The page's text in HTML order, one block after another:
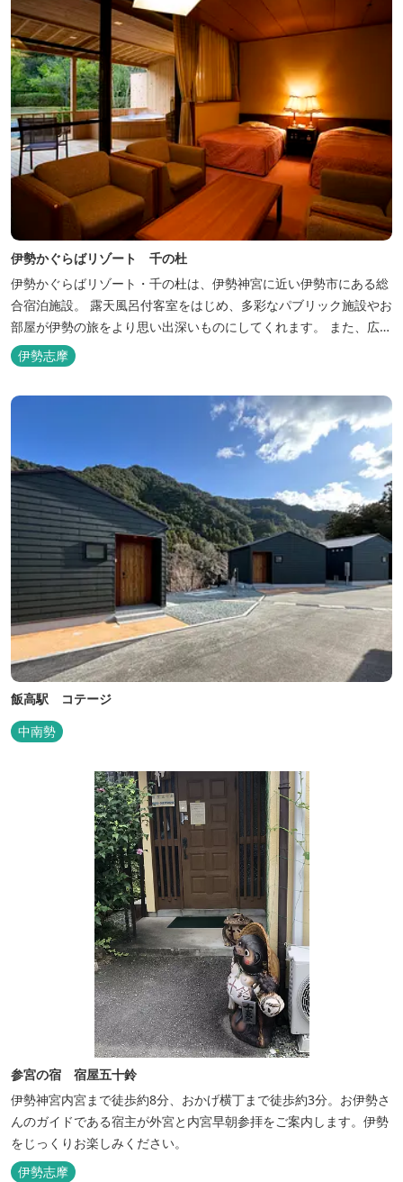
伊勢かぐらばリゾート 千の杜
伊勢かぐらばリゾート・千の杜は、伊勢神宮に近い伊勢市にある総
合宿泊施設。 露天風呂付客室をはじめ、多彩なパブリック施設やお
部屋が伊勢の旅をより思い出深いものにしてくれます。 また、広大
な敷地内にはテニスコート、野球場を始めとしたスポーツ施設や、
ウォータースライダーを有する流水プール、お子様が楽しめる児童
伊勢志摩
飯高駅 コテージ
中南勢
参宮の宿 宿屋五十鈴
伊勢神宮内宮まで徒歩約8分、おかげ横丁まで徒歩約3分。お伊勢さ
んのガイドである宿主が外宮と内宮早朝参拝をご案内します。伊勢
をじっくりお楽しみください。
伊勢志摩